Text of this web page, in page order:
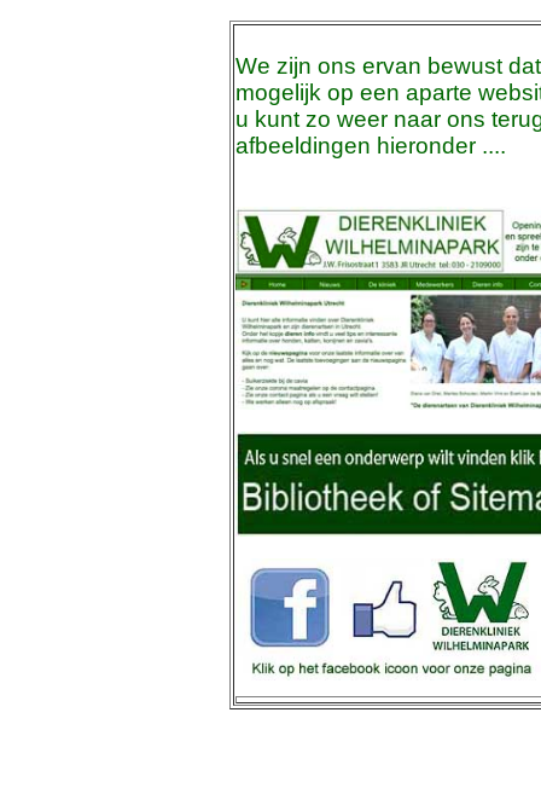
We zijn ons ervan bewust
mogelijk op een aparte
u kunt zo weer naar ons
afbeeldingen hieronder ....